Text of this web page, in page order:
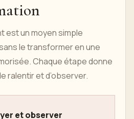
est un moyen simple
le transformer en une
Chaque étape donne
ralentir et d’observer.
et observer